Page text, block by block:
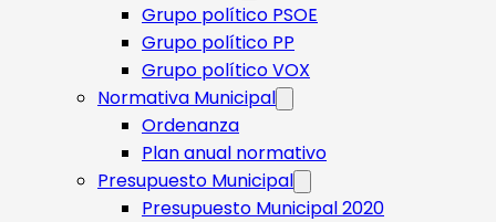
Grupo político PSOE
Grupo político PP
Grupo político VOX
Normativa Municipal
Ordenanza
Plan anual normativo
Presupuesto Municipal
Presupuesto Municipal 2020